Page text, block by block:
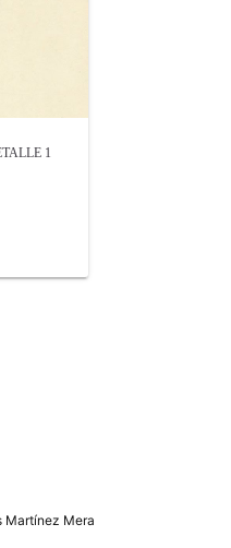
1
Martínez Mera